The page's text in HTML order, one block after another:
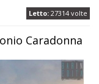
Letto: 27314 volte
Caradonna